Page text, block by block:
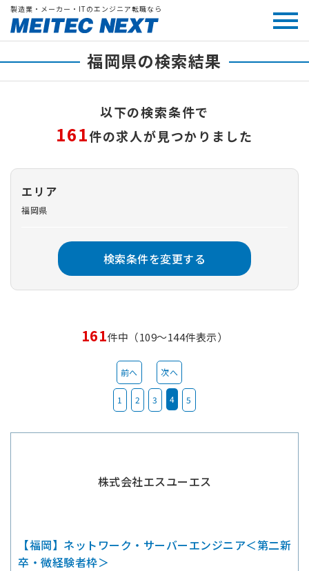
製造業・メーカー・ITのエンジニア転職なら
福岡県の検索結果
以下の検索条件で
161件の求人が見つかりました
エリア
福岡県
検索条件を変更する
161件中（109～144件表示）
前へ
1 2 3 4 5
次へ
株式会社エスユーエス
【福岡】ネットワーク・サーバーエンジニア＜第二新
卒・微経験者枠＞